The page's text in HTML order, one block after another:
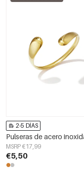
2-5 DÍAS
MSRP €17,99
€5,50